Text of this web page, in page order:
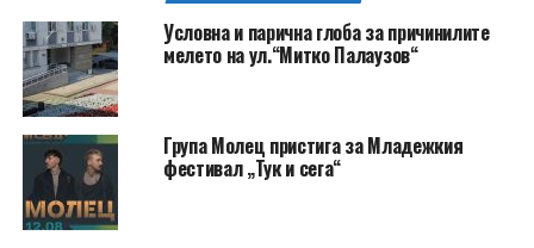
Условна и парична глоба за причинилите
мелето на ул.“Митко Палаузов“
Група Молец пристига за Младежкия
фестивал „Тук и сега“